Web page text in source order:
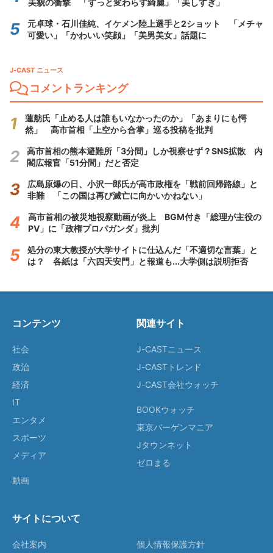
美貌の衝撃 「ずっと変わらず綺麗」「美しすぎ」
元卓球・石川佳純、イケメン陸上選手と2ショット 「メチャ
可愛い」「かわいい笑顔」「美男美女」話題に
J-CAST ニュース
コメントランキング
蓮舫氏「止める人は誰もいなかったのか」「あまりにも愕
然」 高市首相「上空から合掌」巡る投稿を批判
高市首相の熊本避難所「3分間」しか視察せず？SNS拡散 内
閣広報官「51分間」だと否定
広島原爆の日、小沢一郎氏が高市政権を「戦前回帰路線」と
非難 「この国は再び滅亡に向かいかねない」
高市首相の被災地視察動画が炎上 BGM付き「総理が主役の
PV」に「政権プロパガンダ」批判
処分の東大教授が大学サイトに仕込んだ「不適切な言葉」と
は？ 各紙は「六四天安門」と報道も...大学側は説明拒否
コンテンツ
社会
政治
経済
IT
エンタメ
スポーツ
メディア
動画
関連サイト
J-CASTニュース
J-CASTトレンド
J-CAST会社ウォッチ
BOOKウォッチ
東京バーゲンマニア
Jタウンネット
ゼロまる
サイトについて
会社案内 個人情報保護方針